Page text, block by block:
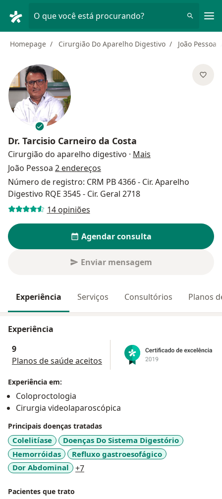
O que você está procurando?
Homepage Cirurgião Do Aparelho Digestivo João Pessoa
Dr. Tarcisio Carneiro da Costa
Cirurgião do aparelho digestivo · Mais
João Pessoa 2 endereços
Número de registro: CRM PB 4366 - Cir. Aparelho
Digestivo RQE 3545 - Cir. Geral 2718
14 opiniões
Agendar consulta
Enviar mensagem
Experiência Serviços Consultórios Planos
Experiência
9
Planos de saúde aceitos
Experiência em:
Coloproctologia
Cirurgia videolaparoscópica
Principais doenças tratadas
Colelitíase
Doenças Do Sistema Digestório
Hemorróidas
Refluxo gastroesofágico
Dor Abdominal
+7a11y_sr_more_diseases
Pacientes que trato